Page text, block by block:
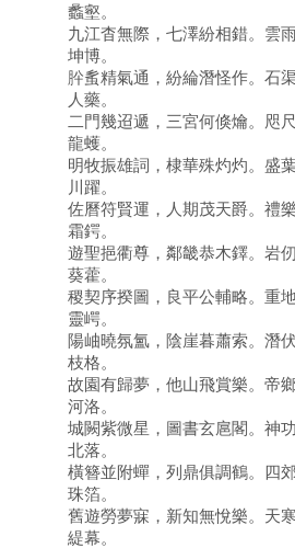
蠡壑。
九江杳無際，七澤紛相錯。雲
坤博。
肸蚃精氣通，紛綸潛怪作。石
人藥。
二門幾迢遞，三宮何倏爚。咫
龍蠖。
明牧振雄詞，棣華殊灼灼。盛
川躍。
佐曆符賢運，人期茂天爵。禮
霜鍔。
遊聖挹衢尊，鄰畿恭木鐸。岩
葵藿。
稷契序揆圖，良平公輔略。重
靈崿。
陽岫曉氛氳，陰崖暮蕭索。潛
枝格。
故園有歸夢，他山飛賞樂。帝
河洛。
城闕紫微星，圖書玄扈閣。神
北落。
橫簪並附蟬，列鼎俱調鶴。四
珠箔。
舊遊勞夢寐，新知無悅樂。天
緹幕。